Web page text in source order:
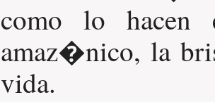
como lo
amaz�nico, la
vida.